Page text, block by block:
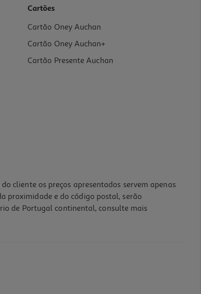
Cartões
Cartão Oney Auchan
Cartão Oney Auchan+
Cartão Presente Auchan
cliente os preços apresentados servem apenas
proximidade e do código postal, serão
de Portugal continental, consulte mais